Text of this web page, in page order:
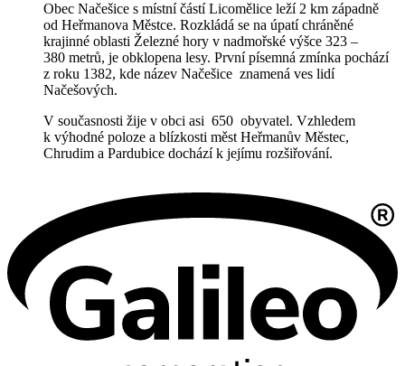
Obec Načešice s místní částí Licomělice leží 2 km západně
od Heřmanova Městce. Rozkládá se na úpatí chráněné
krajinné oblasti Železné hory v nadmořské výšce 323 –
380 metrů, je obklopena lesy. První písemná zmínka pochází
z roku 1382, kde název Načešice znamená ves lidí
Načešových.
V současnosti žije v obci asi 650 obyvatel. Vzhledem
k výhodné poloze a blízkosti měst Heřmanův Městec,
Chrudim a Pardubice dochází k jejímu rozšiřování.